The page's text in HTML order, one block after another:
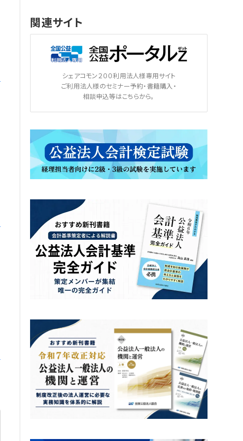
関連サイト
シェアコモン２００利用法人様専用サイト
ご利用法人様のセミナー予約・書籍購入・
相談申込等はこちらから。